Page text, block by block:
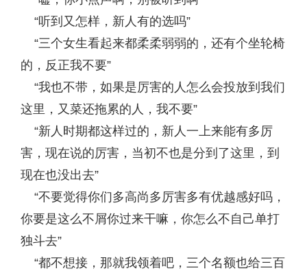
“听到又怎样，新人有的选吗”
“三个女生看起来都柔柔弱弱的，还有个坐轮椅
的，反正我不要”
“我也不带，如果是厉害的人怎么会投放到我们
这里，又菜还拖累的人，我不要”
“新人时期都这样过的，新人一上来能有多厉
害，现在说的厉害，当初不也是分到了这里，到
现在也没出去”
“不要觉得你们多高尚多厉害多有优越感好吗，
你要是这么不屑你过来干嘛，你怎么不自己单打
独斗去”
“都不想接，那就我领着吧，三个名额也给三百